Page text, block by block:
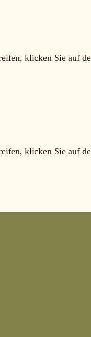
klicken Sie auf
klicken Sie auf